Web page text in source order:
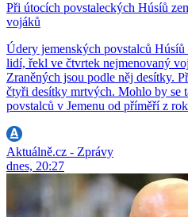
Při útocích povstaleckých Húsíů
vojáků
Údery jemenských povstalců
lidí, řekl ve čtvrtek nejmenovaný
Zraněných jsou podle něj desítky.
čtyři desítky mrtvých. Mohlo by se
povstalců v Jemenu od příměří z
Aktuálně.cz - Zprávy
dnes, 20:27